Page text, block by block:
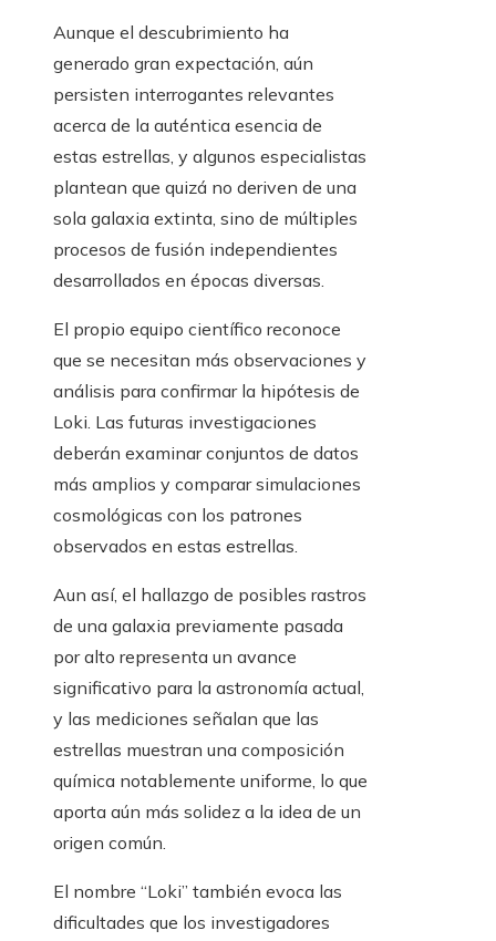
Aunque el descubrimiento ha
generado gran expectación, aún
persisten interrogantes relevantes
acerca de la auténtica esencia de
estas estrellas, y algunos especialistas
plantean que quizá no deriven de una
sola galaxia extinta, sino de múltiples
procesos de fusión independientes
desarrollados en épocas diversas.
El propio equipo científico reconoce
que se necesitan más observaciones y
análisis para confirmar la hipótesis de
Loki. Las futuras investigaciones
deberán examinar conjuntos de datos
más amplios y comparar simulaciones
cosmológicas con los patrones
observados en estas estrellas.
Aun así, el hallazgo de posibles rastros
de una galaxia previamente pasada
por alto representa un avance
significativo para la astronomía actual,
y las mediciones señalan que las
estrellas muestran una composición
química notablemente uniforme, lo que
aporta aún más solidez a la idea de un
origen común.
El nombre “Loki” también evoca las
dificultades que los investigadores